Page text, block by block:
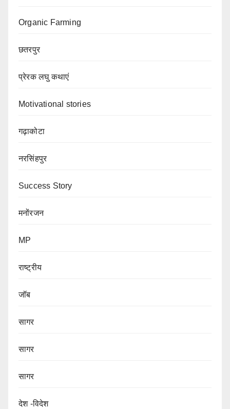
Organic Farming
छतरपुर
प्रेरक लघु कथाएं
Motivational stories
गढ़ाकोटा
नरसिंहपुर
Success Story
मनोंरजन
MP
राष्ट्रीय
जॉब
सागर
सागर
सागर
देश -विदेश